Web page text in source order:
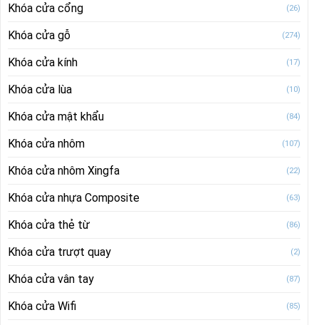
Khóa cửa cổng (26)
Khóa cửa gỗ (274)
Khóa cửa kính (17)
Khóa cửa lùa (10)
Khóa cửa mật khẩu (84)
Khóa cửa nhôm (107)
Khóa cửa nhôm Xingfa (22)
Khóa cửa nhựa Composite (63)
Khóa cửa thẻ từ (86)
Khóa cửa trượt quay (2)
Khóa cửa vân tay (87)
Khóa cửa Wifi (85)